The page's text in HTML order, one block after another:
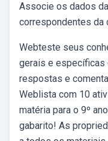
Associe os dados
correspondentes da
Webteste seus
gerais e específicas
respostas e
Weblista com 10
matéria para o 9º
gabarito! As